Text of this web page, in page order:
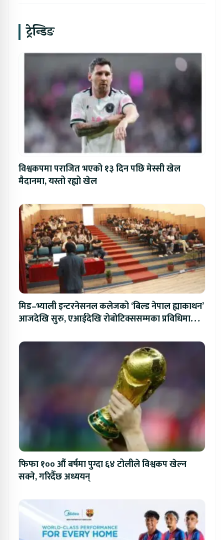
ट्रेन्डिङ
विश्वकपमा पराजित भएको १३ दिन पछि मेस्सी खेल
मैदानमा, यस्तो रह्यो खेल
मिड–भ्याली इन्टरनेसनल कलेजको ‘बिल्ड नेपाल ह्याकाथन’
आजदेखि सुरु, एआईदेखि रोबोटिक्ससम्मका प्रविधिमा
फिफा १०० औं बर्षमा पुग्दा ६४ टोलीले विश्वकप खेल्न
सक्ने, गरिदैँछ अध्ययन्